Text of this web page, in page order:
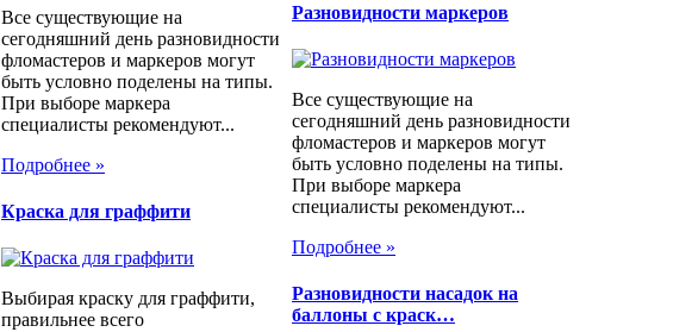
Все существующие на
сегодняшний день разновидности
фломастеров и маркеров могут
быть условно поделены на типы.
При выборе маркера
специалисты рекомендуют...
Подробнее »
Краска для граффити
Выбирая краску для граффити,
правильнее всего
Разновидности маркеров
Все существующие на
сегодняшний день разновидности
фломастеров и маркеров могут
быть условно поделены на типы.
При выборе маркера
специалисты рекомендуют...
Подробнее »
Разновидности насадок на
баллоны с краск…